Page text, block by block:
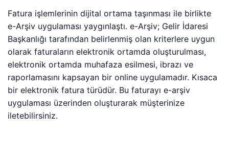
Fatura işlemlerinin dijital ortama taşınması ile birlikte
e-Arşiv uygulaması yaygınlaştı. e-Arşiv; Gelir İdaresi
Başkanlığı tarafından belirlenmiş olan kriterlere uygun
olarak faturaların elektronik ortamda oluşturulması,
elektronik ortamda muhafaza esilmesi, ibrazı ve
raporlamasını kapsayan bir online uygulamadır. Kısaca
bir elektronik fatura türüdür. Bu faturayı e-arşiv
uygulaması üzerinden oluşturarak müşterinize
iletebilirsiniz.